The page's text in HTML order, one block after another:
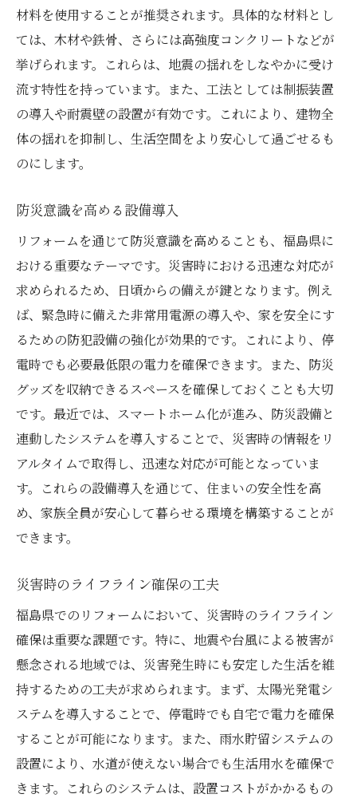
材料を使用することが推奨されます。具体的な材料とし
ては、木材や鉄骨、さらには高強度コンクリートなどが
挙げられます。これらは、地震の揺れをしなやかに受け
流す特性を持っています。また、工法としては制振装置
の導入や耐震壁の設置が有効です。これにより、建物全
体の揺れを抑制し、生活空間をより安心して過ごせるも
のにします。
防災意識を高める設備導入
リフォームを通じて防災意識を高めることも、福島県に
おける重要なテーマです。災害時における迅速な対応が
求められるため、日頃からの備えが鍵となります。例え
ば、緊急時に備えた非常用電源の導入や、家を安全にす
るための防犯設備の強化が効果的です。これにより、停
電時でも必要最低限の電力を確保できます。また、防災
グッズを収納できるスペースを確保しておくことも大切
です。最近では、スマートホーム化が進み、防災設備と
連動したシステムを導入することで、災害時の情報をリ
アルタイムで取得し、迅速な対応が可能となっていま
す。これらの設備導入を通じて、住まいの安全性を高
め、家族全員が安心して暮らせる環境を構築することが
できます。
災害時のライフライン確保の工夫
福島県でのリフォームにおいて、災害時のライフライン
確保は重要な課題です。特に、地震や台風による被害が
懸念される地域では、災害発生時にも安定した生活を維
持するための工夫が求められます。まず、太陽光発電シ
ステムを導入することで、停電時でも自宅で電力を確保
することが可能になります。また、雨水貯留システムの
設置により、水道が使えない場合でも生活用水を確保で
きます。これらのシステムは、設置コストがかかるもの